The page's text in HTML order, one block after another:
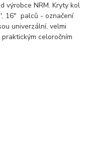
výrobce NRM. Kryty kol
16" palců - označení
univerzální, velmi
celoročním